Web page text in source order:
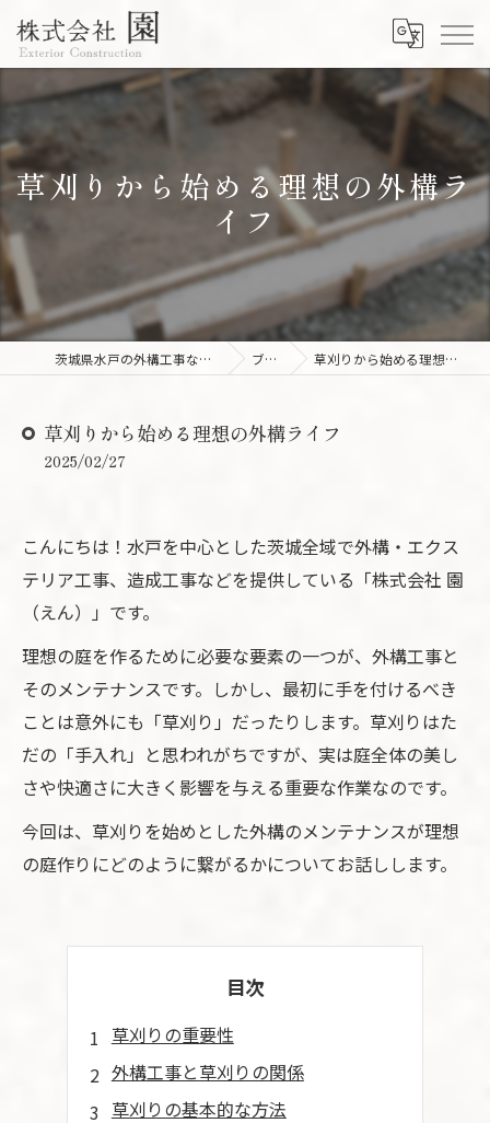
草刈りから始める理想の外構ラ
イフ
茨城県水戸の外構工事なら株式会社園 ブログ 草刈りから始める理想の外構ライフ
草刈りから始める理想の外構ライフ
2025/02/27
こんにちは！水戸を中心とした茨城全域で外構・エクス
テリア工事、造成工事などを提供している「株式会社 園
（えん）」です。
理想の庭を作るために必要な要素の一つが、外構工事と
そのメンテナンスです。しかし、最初に手を付けるべき
ことは意外にも「草刈り」だったりします。草刈りはた
だの「手入れ」と思われがちですが、実は庭全体の美し
さや快適さに大きく影響を与える重要な作業なのです。
今回は、草刈りを始めとした外構のメンテナンスが理想
の庭作りにどのように繋がるかについてお話しします。
目次
草刈りの重要性
外構工事と草刈りの関係
草刈りの基本的な方法